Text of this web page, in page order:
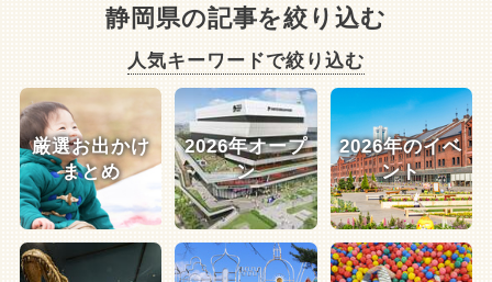
静岡県の記事を絞り込む
人気キーワードで絞り込む
厳選お出かけ
まとめ
2026年オープ
ン
2026年のイベ
ント